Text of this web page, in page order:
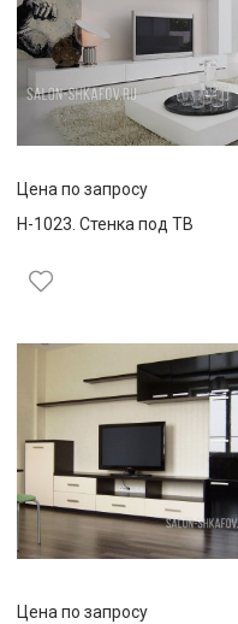
Цена по запросу
Н-1023. Стенка под ТВ
Цена по запросу